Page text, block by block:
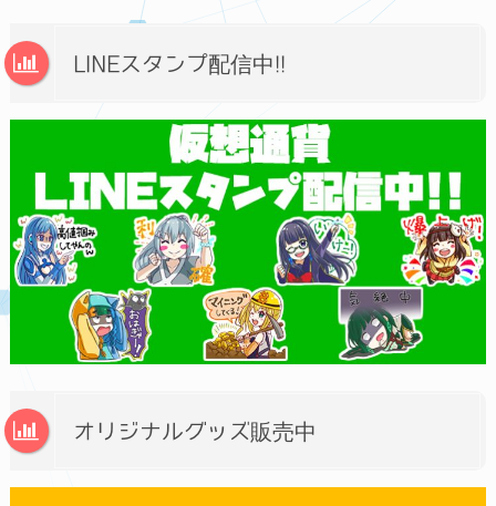
LINEスタンプ配信中!!
オリジナルグッズ販売中